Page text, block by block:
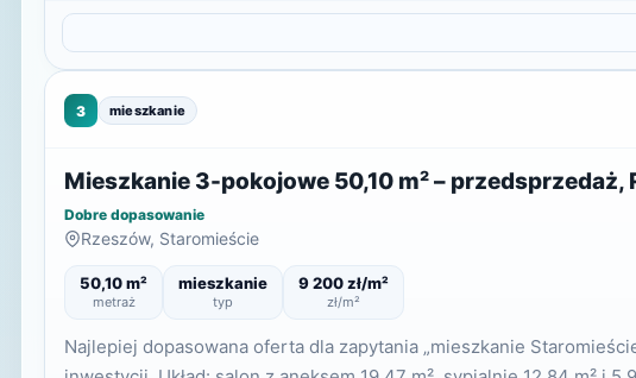
3 mieszkanie
Mieszkanie 3-pokojowe 50,10 m² –
Dobre dopasowanie
Rzeszów, Staromieście
50,10 m²
metraż
mieszkanie
typ
9 200 zł/m²
zł/m²
Najlepiej dopasowana oferta dla zapytania „mieszkanie